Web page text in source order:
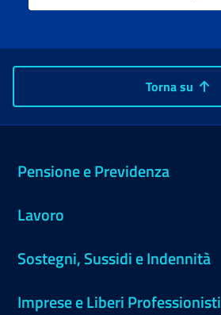
Torna su
Pensione e Previdenza
Lavoro
Sostegni, Sussidi e Indennità
Imprese e Liberi Professionisti